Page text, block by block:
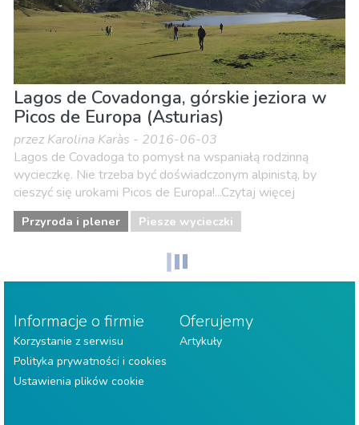
Lagos de Covadonga, górskie jeziora w
Picos de Europa (Asturias)
przez Karolina Karàs - 2016-06-03
Lagos de Covadoga to pomysł na wspaniałą rodzinną
wycieczkę. Nie trzeba być doświadczonym alpinistą, by
cieszyć się urokami Picos de Europa!...Czytaj więcej
Przyroda i plener Piesze wycieczki
Informacje o firmie
Korzystanie z serwisu
Polityka prywatności i cookies
Ustawienia plików cookie
Oferujemy
Artykuły